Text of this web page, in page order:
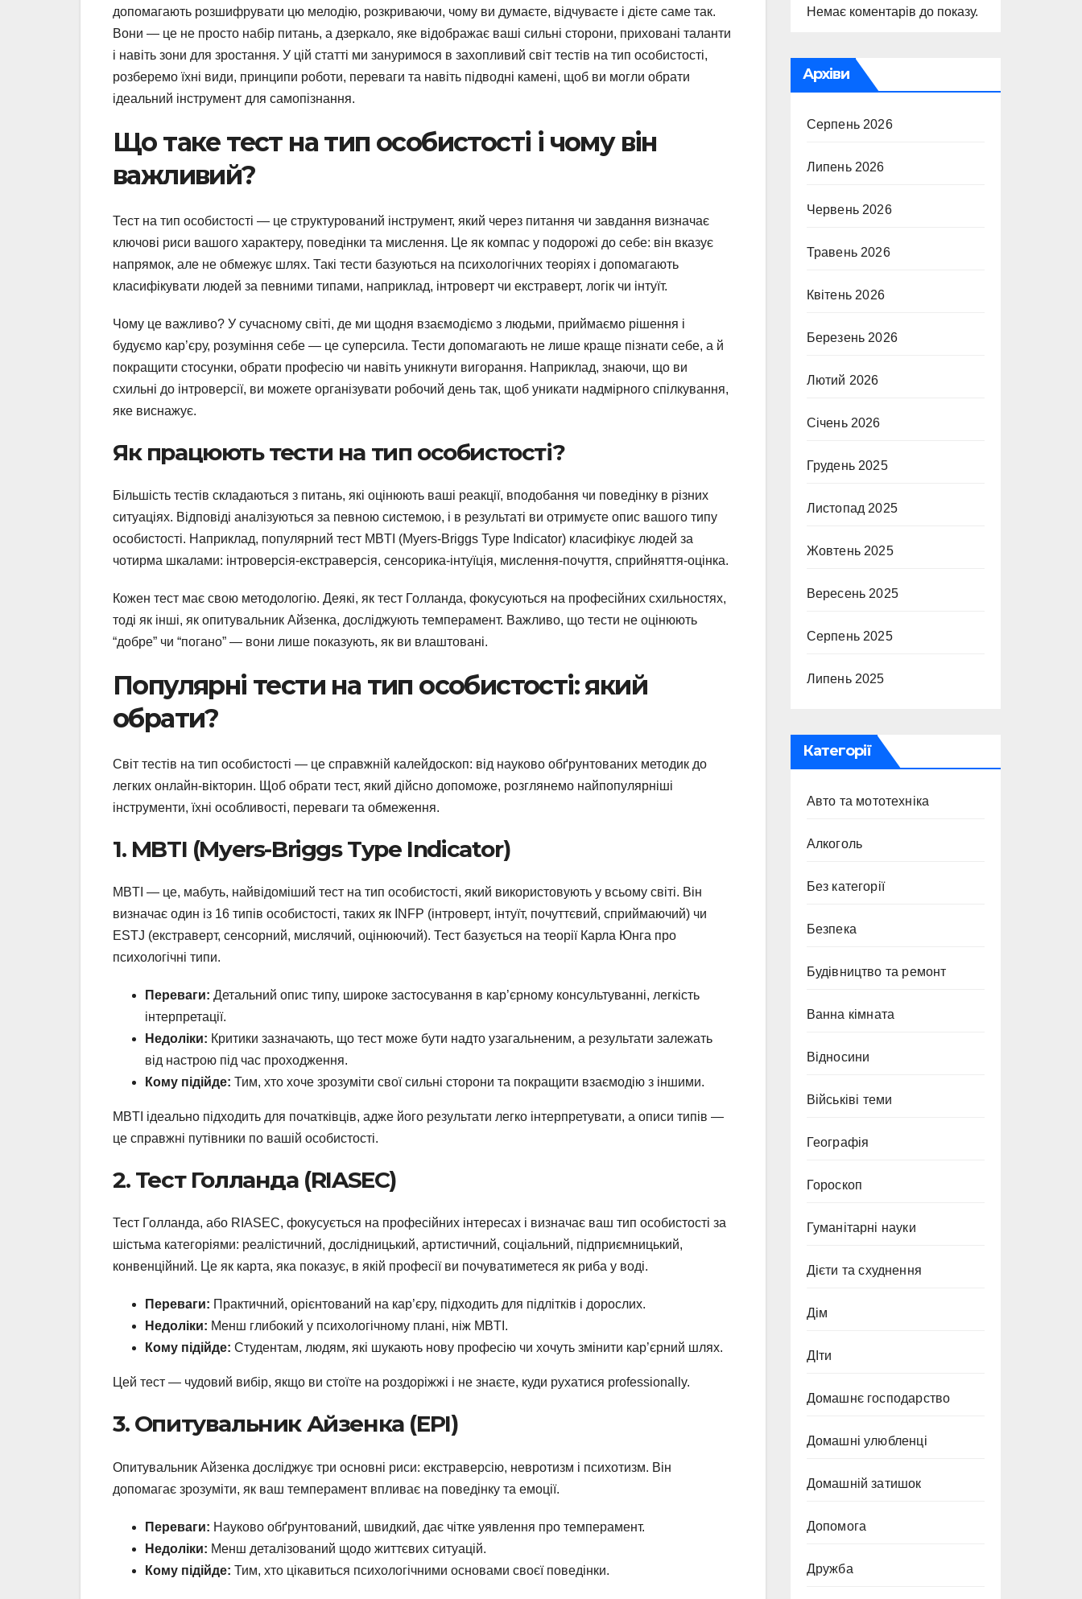
допомагають розшифрувати цю мелодію, розкриваючи, чому ви думаєте, відчуваєте і дієте саме так.
Вони — це не просто набір питань, а дзеркало, яке відображає ваші сильні сторони, приховані таланти
і навіть зони для зростання. У цій статті ми зануримося в захопливий світ тестів на тип особистості,
розберемо їхні види, принципи роботи, переваги та навіть підводні камені, щоб ви могли обрати
ідеальний інструмент для самопізнання.
Що таке тест на тип особистості і чому він
важливий?
Тест на тип особистості — це структурований інструмент, який через питання чи завдання визначає
ключові риси вашого характеру, поведінки та мислення. Це як компас у подорожі до себе: він вказує
напрямок, але не обмежує шлях. Такі тести базуються на психологічних теоріях і допомагають
класифікувати людей за певними типами, наприклад, інтроверт чи екстраверт, логік чи інтуїт.
Чому це важливо? У сучасному світі, де ми щодня взаємодіємо з людьми, приймаємо рішення і
будуємо кар’єру, розуміння себе — це суперсила. Тести допомагають не лише краще пізнати себе, а й
покращити стосунки, обрати професію чи навіть уникнути вигорання. Наприклад, знаючи, що ви
схильні до інтроверсії, ви можете організувати робочий день так, щоб уникати надмірного спілкування,
яке виснажує.
Як працюють тести на тип особистості?
Більшість тестів складаються з питань, які оцінюють ваші реакції, вподобання чи поведінку в різних
ситуаціях. Відповіді аналізуються за певною системою, і в результаті ви отримуєте опис вашого типу
особистості. Наприклад, популярний тест MBTI (Myers-Briggs Type Indicator) класифікує людей за
чотирма шкалами: інтроверсія-екстраверсія, сенсорика-інтуїція, мислення-почуття, сприйняття-оцінка.
Кожен тест має свою методологію. Деякі, як тест Голланда, фокусуються на професійних схильностях,
тоді як інші, як опитувальник Айзенка, досліджують темперамент. Важливо, що тести не оцінюють
“добре” чи “погано” — вони лише показують, як ви влаштовані.
Популярні тести на тип особистості: який
обрати?
Світ тестів на тип особистості — це справжній калейдоскоп: від науково обґрунтованих методик до
легких онлайн-вікторин. Щоб обрати тест, який дійсно допоможе, розглянемо найпопулярніші
інструменти, їхні особливості, переваги та обмеження.
1. MBTI (Myers-Briggs Type Indicator)
MBTI — це, мабуть, найвідоміший тест на тип особистості, який використовують у всьому світі. Він
визначає один із 16 типів особистості, таких як INFP (інтроверт, інтуїт, почуттєвий, сприймаючий) чи
ESTJ (екстраверт, сенсорний, мислячий, оцінюючий). Тест базується на теорії Карла Юнга про
психологічні типи.
Переваги: Детальний опис типу, широке застосування в кар’єрному консультуванні, легкість
інтерпретації.
Недоліки: Критики зазначають, що тест може бути надто узагальненим, а результати залежать
від настрою під час проходження.
Кому підійде: Тим, хто хоче зрозуміти свої сильні сторони та покращити взаємодію з іншими.
MBTI ідеально підходить для початківців, адже його результати легко інтерпретувати, а описи типів —
це справжні путівники по вашій особистості.
2. Тест Голланда (RIASEC)
Тест Голланда, або RIASEC, фокусується на професійних інтересах і визначає ваш тип особистості за
шістьма категоріями: реалістичний, дослідницький, артистичний, соціальний, підприємницький,
конвенційний. Це як карта, яка показує, в якій професії ви почуватиметеся як риба у воді.
Переваги: Практичний, орієнтований на кар’єру, підходить для підлітків і дорослих.
Недоліки: Менш глибокий у психологічному плані, ніж MBTI.
Кому підійде: Студентам, людям, які шукають нову професію чи хочуть змінити кар’єрний шлях.
Цей тест — чудовий вибір, якщо ви стоїте на роздоріжжі і не знаєте, куди рухатися professionally.
3. Опитувальник Айзенка (EPI)
Опитувальник Айзенка досліджує три основні риси: екстраверсію, невротизм і психотизм. Він
допомагає зрозуміти, як ваш темперамент впливає на поведінку та емоції.
Переваги: Науково обґрунтований, швидкий, дає чітке уявлення про темперамент.
Недоліки: Менш деталізований щодо життєвих ситуацій.
Кому підійде: Тим, хто цікавиться психологічними основами своєї поведінки.
Немає коментарів до показу.
Архіви
Серпень 2026
Липень 2026
Червень 2026
Травень 2026
Квітень 2026
Березень 2026
Лютий 2026
Січень 2026
Грудень 2025
Листопад 2025
Жовтень 2025
Вересень 2025
Серпень 2025
Липень 2025
Категорії
Авто та мототехніка
Алкоголь
Без категорії
Безпека
Будівництво та ремонт
Ванна кімната
Відносини
Військіві теми
Географія
Гороскоп
Гуманітарні науки
Дієти та схуднення
Дім
ДІти
Домашнє господарство
Домашні улюбленці
Домашній затишок
Допомога
Дружба